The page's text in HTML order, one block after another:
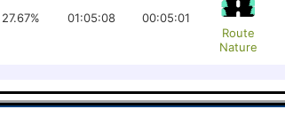
27.67% 01:05:08
00:05:01
Route
Nature